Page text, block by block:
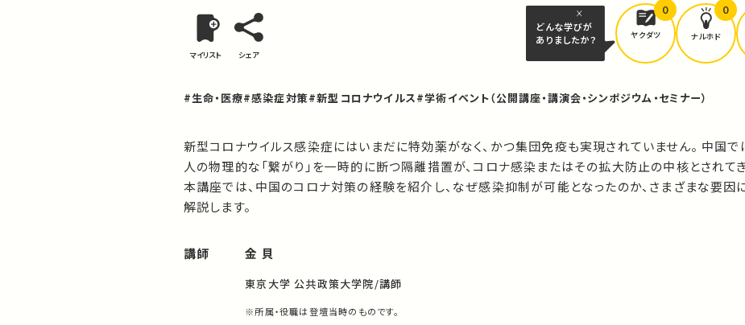
マイリスト シェア
どんな学びが
ありましたか？
ヤクダツ
0
ナルホド
0
#生命・医療#感染症対策#新型コロナウイルス#学術イベント（公開講座・講演会・シンポジウム・セミナー）
新型コロナウイルス感染症にはいまだに特効薬がなく、かつ集団免疫も実現されていません。 中国で
人の物理的な「繋がり」を一時的に断つ隔離措置が、コロナ感染またはその拡大防止の中核とされてき
本講座では、中国のコロナ対策の経験を紹介し、なぜ感染抑制が可能となったのか、さまざまな要因
解説します。
講師 金 貝
東京大学 公共政策大学院/講師
※所属・役職は登壇当時のものです。